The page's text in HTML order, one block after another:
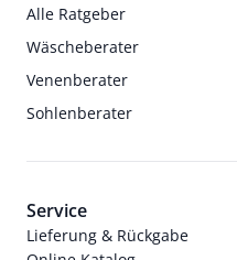
Alle Ratgeber
Wäscheberater
Venenberater
Sohlenberater
Service
Lieferung & Rückgabe